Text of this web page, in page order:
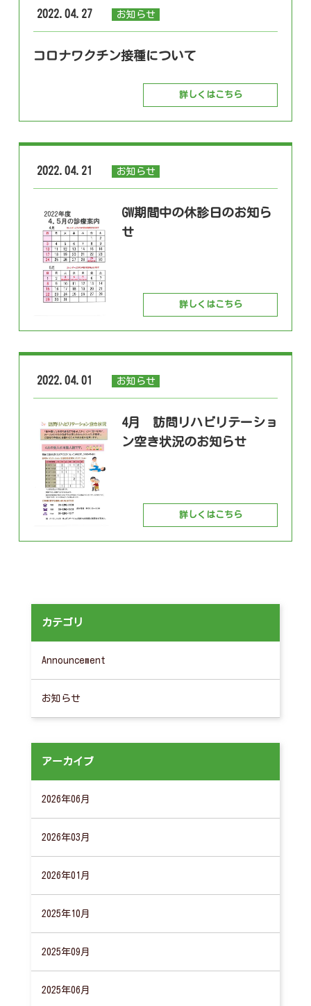
2022.04.27 お知らせ
コロナワクチン接種について
詳しくはこちら
2022.04.21 お知らせ
GW期間中の休診日のお知ら
せ
詳しくはこちら
2022.04.01 お知らせ
4月 訪問リハビリテーショ
ン空き状況のお知らせ
詳しくはこちら
カテゴリ
Announcement
お知らせ
アーカイブ
2026年06月
2026年03月
2026年01月
2025年10月
2025年09月
2025年06月